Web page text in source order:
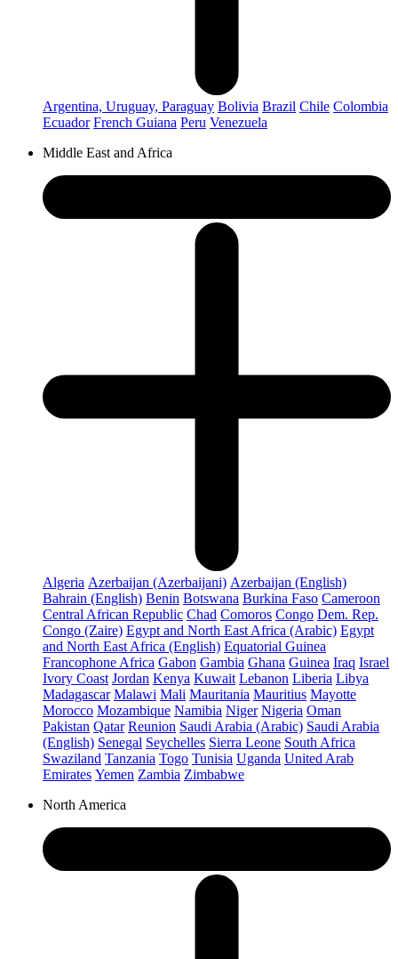
Argentina, Uruguay, Paraguay Bolivia Brazil Chile Colombia
Ecuador French Guiana Peru Venezuela
Middle East and Africa
Algeria Azerbaijan (Azerbaijani) Azerbaijan (English)
Bahrain (English) Benin Botswana Burkina Faso Cameroon
Central African Republic Chad Comoros Congo Dem. Rep.
Congo (Zaire) Egypt and North East Africa (Arabic) Egypt
and North East Africa (English) Equatorial Guinea
Francophone Africa Gabon Gambia Ghana Guinea Iraq Israel
Ivory Coast Jordan Kenya Kuwait Lebanon Liberia Libya
Madagascar Malawi Mali Mauritania Mauritius Mayotte
Morocco Mozambique Namibia Niger Nigeria Oman
Pakistan Qatar Reunion Saudi Arabia (Arabic) Saudi Arabia
(English) Senegal Seychelles Sierra Leone South Africa
Swaziland Tanzania Togo Tunisia Uganda United Arab
Emirates Yemen Zambia Zimbabwe
North America